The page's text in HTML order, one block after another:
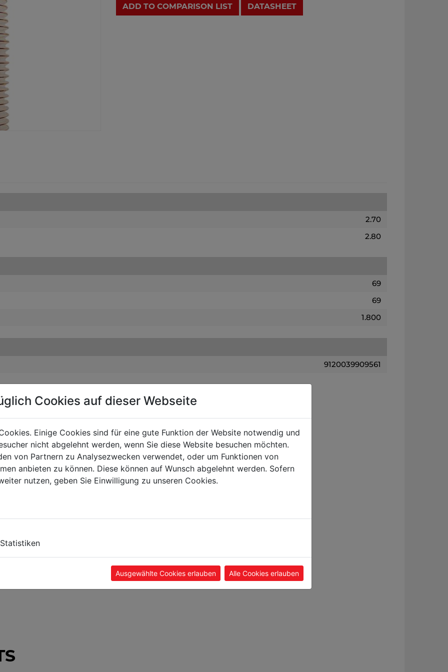
ADD TO COMPARISON LIST DATASHEET
2.70
2.80
69
69
1.800
9120039909561
ACCESSORIES
Cookies auf dieser Webseite
Einige Cookies sind für eine gute Funktion der Website notwendig und
nicht abgelehnt werden, wenn Sie diese Website besuchen möchten.
von Partnern zu Analysezwecken verwendet, oder um Funktionen von
anbieten zu können. Diese können auf Wunsch abgelehnt werden. Sofern
nutzen, geben Sie Einwilligung zu unseren Cookies.
Statistiken
Ausgewählte Cookies erlauben Alle Cookies erlauben